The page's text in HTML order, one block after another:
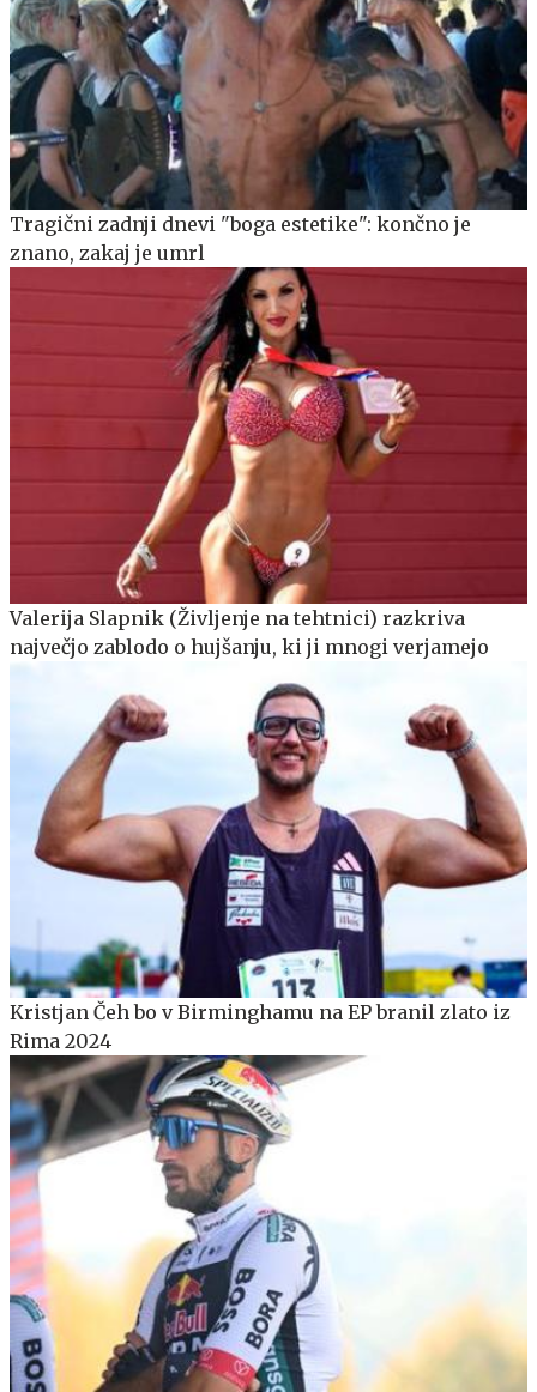
Tragični zadnji dnevi "boga estetike": končno je
znano, zakaj je umrl
Valerija Slapnik (Življenje na tehtnici) razkriva
največjo zablodo o hujšanju, ki ji mnogi verjamejo
Kristjan Čeh bo v Birminghamu na EP branil zlato iz
Rima 2024